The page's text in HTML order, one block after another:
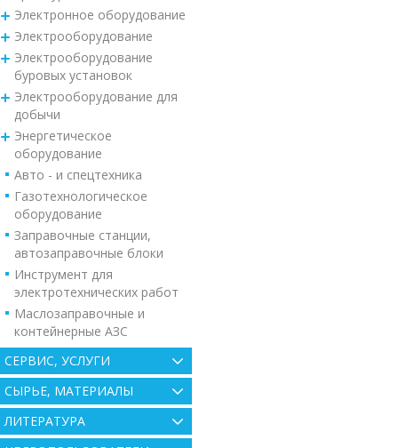
Электронное оборудование
Электрооборудование
Электрооборудование
буровых установок
Электрооборудование для
добычи
Энергетическое
оборудование
Авто - и спецтехника
Газотехнологическое
оборудование
Заправочные станции,
автозаправочные блоки
Инструмент для
электротехнических работ
Маслозаправочные и
контейнерные АЗС
СЕРВИС, УСЛУГИ
СЫРЬЕ, МАТЕРИАЛЫ
ЛИТЕРАТУРА